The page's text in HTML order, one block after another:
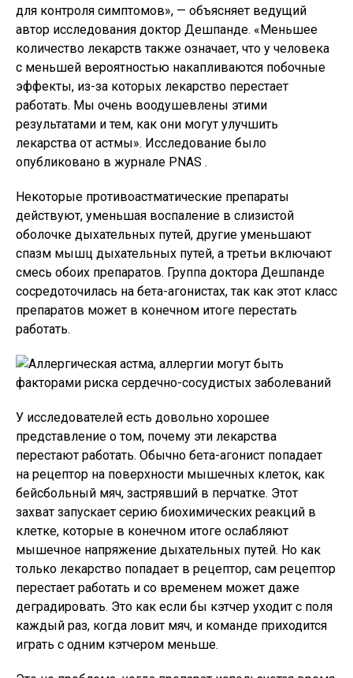
для контроля симптомов», — объясняет ведущий
автор исследования доктор Дешпанде. «Меньшее
количество лекарств также означает, что у человека
с меньшей вероятностью накапливаются побочные
эффекты, из-за которых лекарство перестает
работать. Мы очень воодушевлены этими
результатами и тем, как они могут улучшить
лекарства от астмы». Исследование было
опубликовано в журнале PNAS .
Некоторые противоастматические препараты
действуют, уменьшая воспаление в слизистой
оболочке дыхательных путей, другие уменьшают
спазм мышц дыхательных путей, а третьи включают
смесь обоих препаратов. Группа доктора Дешпанде
сосредоточилась на бета-агонистах, так как этот класс
препаратов может в конечном итоге перестать
работать.
У исследователей есть довольно хорошее
представление о том, почему эти лекарства
перестают работать. Обычно бета-агонист попадает
на рецептор на поверхности мышечных клеток, как
бейсбольный мяч, застрявший в перчатке. Этот
захват запускает серию биохимических реакций в
клетке, которые в конечном итоге ослабляют
мышечное напряжение дыхательных путей. Но как
только лекарство попадает в рецептор, сам рецептор
перестает работать и со временем может даже
деградировать. Это как если бы кэтчер уходит с поля
каждый раз, когда ловит мяч, и команде приходится
играть с одним кэтчером меньше.